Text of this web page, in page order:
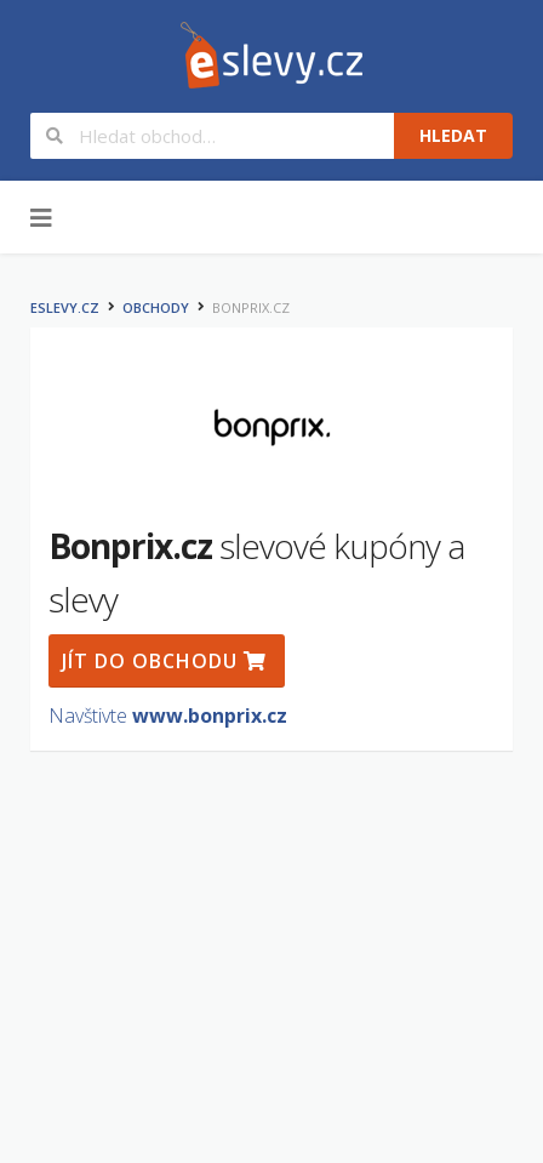
HLEDAT
ESLEVY.CZ OBCHODY BONPRIX.CZ
Bonprix.czslevové kupóny a
slevy
JÍT DO OBCHODU
Navštivte www.bonprix.cz